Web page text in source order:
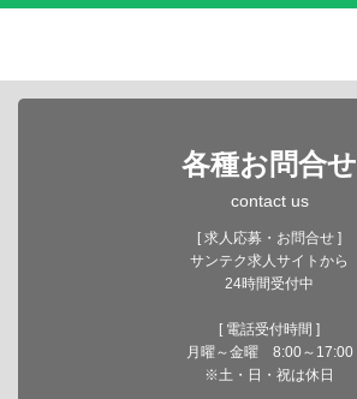
各種お問合せ
contact us
[ 求人応募・お問合せ ]
サンテク求人サイトから
24時間受付中
[ 電話受付時間 ]
月曜～金曜 8:00～17:00
※土・日・祝は休日